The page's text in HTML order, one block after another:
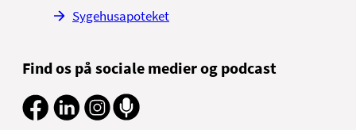
Sygehusapoteket
Find os på sociale medier og podcast